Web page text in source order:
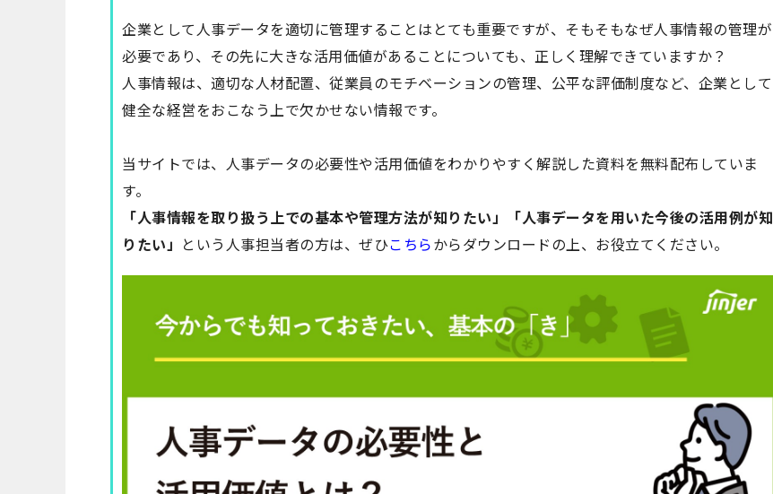
企業として人事データを適切に管理することはとても重要ですが、 そもそもなぜ人事情報の管理が
必要であり、その先に大きな活用価値があることについても、正しく理解できていますか？
人事情報は、適切な人材配置、従業員のモチベーションの管理、公平な評価制度など、企業として
健全な経営をおこなう上で欠かせない情報です。
当サイトでは、人事データの必要性や活用価値をわかりやすく解説した資料を無料配布していま
す。
「人事情報を取り扱う上での基本や管理方法が知りたい」「人事データを用いた今後の活用例が知
りたい」 という人事担当者の方は、ぜひこちらからダウンロードの上、お役立てください。